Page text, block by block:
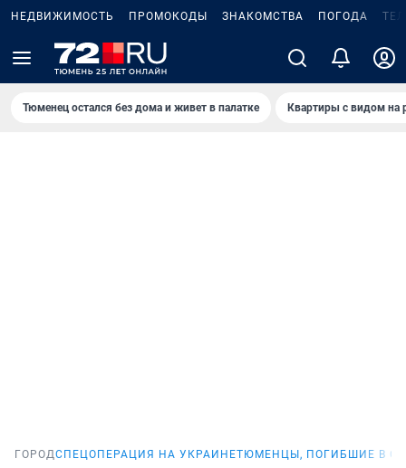
НЕДВИЖИМОСТЬ ПРОМОКОДЫ ЗНАКОМСТВА ПОГОДА
Тюменец остался без дома и живет в палатке Квартиры с видом на
ГОРОДСПЕЦОПЕРАЦИЯ НА УКРАИНЕТЮМЕНЦЫ, ПОГИБШИЕ В